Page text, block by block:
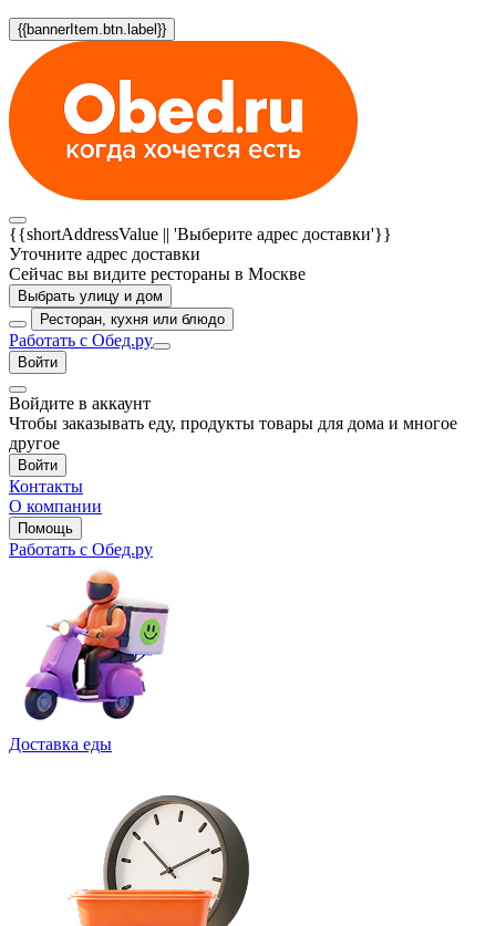
{{bannerItem.btn.label}}
{{shortAddressValue || 'Выберите адрес доставки'}}
Уточните адрес доставки
Сейчас вы видите рестораны в Москве
Выбрать улицу и дом
Ресторан, кухня или блюдо
Работать с Обед.ру
Войти
Войдите в аккаунт
Чтобы заказывать еду, продукты товары для дома и многое
другое
Войти
Контакты
О компании
Помощь
Работать с Обед.ру
Доставка еды